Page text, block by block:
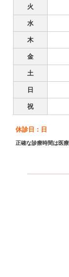
火
水
木
金
土
日
祝
休診日：日
正確な診療時間は医